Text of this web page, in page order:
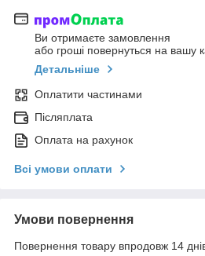
Ви отримаєте замовлення
або гроші повернуться на вашу
Детальніше
Оплатити частинами
Післяплата
Оплата на рахунок
Всі умови оплати
Умови повернення
Повернення товару впродовж 14